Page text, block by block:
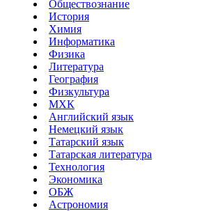
Обществознание
История
Химия
Информатика
Физика
Литература
География
Физкультура
МХК
Английский язык
Немецкий язык
Татарский язык
Татарская литература
Технология
Экономика
ОБЖ
Астрономия